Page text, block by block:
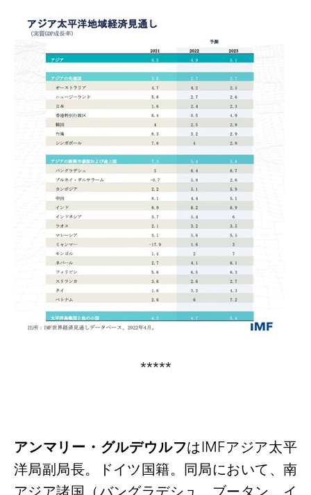
*****
アンマリー・グルデウルフはIMFアジア太平
洋局副局長。ドイツ国籍。同局において、南